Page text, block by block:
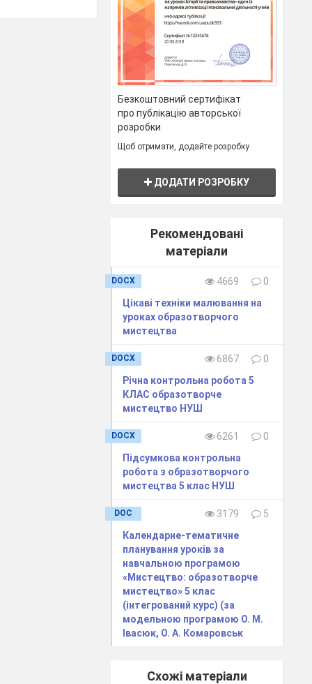
Безкоштовний сертифікат
про публікацію авторської
розробки
Щоб отримати, додайте розробку
ДОДАТИ РОЗРОБКУ
Рекомендовані
матеріали
DOCX 4669
0
Цікаві техніки малювання на
уроках образотворчого
мистецтва
DOCX 6867
0
Річна контрольна робота 5
КЛАС образотворче
мистецтво НУШ
DOCX 6261
0
Підсумкова контрольна
робота з образотворчого
мистецтва 5 клас НУШ
DOC 3179
5
Календарне-тематичне
планування уроків за
навчальною програмою
«Мистецтво: образотворче
мистецтво» 5 клас
(інтегрований курс) (за
модельною програмою О. М.
Івасюк, О. А. Комаровськ
Схожі матеріали